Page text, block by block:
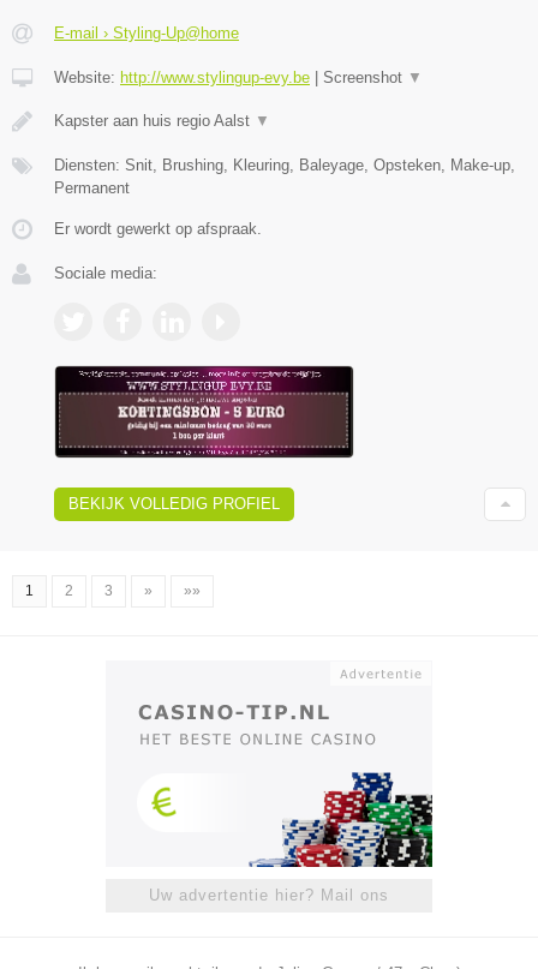
E-mail › Styling-Up@home
Website: http://www.stylingup-evy.be Screenshot ▼
Kapster aan huis regio Aalst ▼
Diensten: Snit, Brushing, Kleuring, Baleyage, Opsteken, Make-up,
Permanent
Er wordt gewerkt op afspraak.
Sociale media:
BEKIJK VOLLEDIG PROFIEL
1 2 3 » »»
Uw advertentie hier? Mail ons